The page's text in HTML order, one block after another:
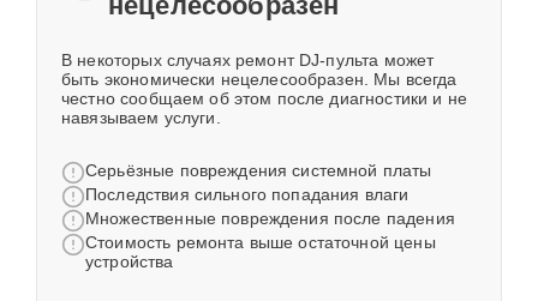
В некоторых случаях ремонт DJ-пульта может
быть экономически нецелесообразен. Мы всегда
честно сообщаем об этом после диагностики и не
навязываем услуги.
Серьёзные повреждения системной платы
Последствия сильного попадания влаги
Множественные повреждения после падения
Стоимость ремонта выше остаточной цены
устройства